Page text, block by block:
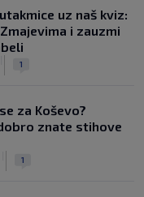
uz naš kviz:
i zauzmi
1
za Koševo?
znate stihove
1